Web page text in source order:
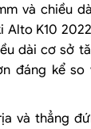
và chiều
Alto K10
dài cơ sở
đáng kể so
và thẳng